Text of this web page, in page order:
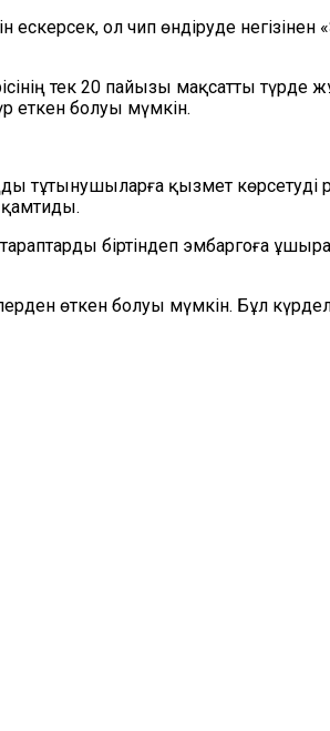
ол чип өндіруде негізінен
тек 20 пайызы мақсатты түрде
еткен болуы мүмкін.
тұтынушыларға қызмет көрсетуді
қамтиды.
біртіндеп эмбаргоға
өткен болуы мүмкін. Бұл күрделі